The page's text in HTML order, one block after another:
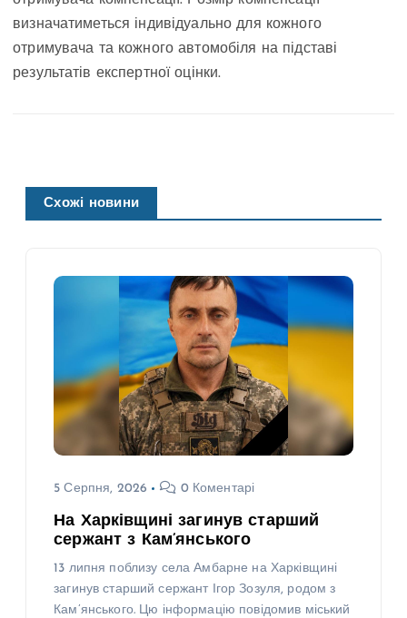
визначатиметься індивідуально для кожного
отримувача та кожного автомобіля на підставі
результатів експертної оцінки.
Схожі новини
5 Серпня, 2026 0 Коментарі
На Харківщині загинув старший
сержант з Кам’янського
13 липня поблизу села Амбарне на Харківщині
загинув старший сержант Ігор Зозуля, родом з
Кам’янського. Цю інформацію повідомив міський